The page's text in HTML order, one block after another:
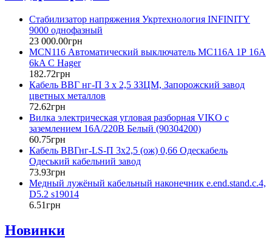
9 56
Стабилизатор напряжения Укртехнология INFINITY
9000 однофазный
23 000.00грн
MCN116 Автоматический выключатель MC116A 1Р 16А
6kA C Hager
182.72грн
Кабель ВВГ нг-П 3 х 2,5 ЗЗЦМ, Запорожский завод
цветных металлов
72.62грн
Вилка электрическая угловая разборная VIKO с
заземлением 16А/220В Белый (90304200)
60.75грн
Кабель ВВГнг-LS-П 3х2,5 (ож) 0,66 Одескабель
Одеський кабельний завод
73.93грн
Медный лужёный кабельный наконечник e.end.stand.c.4,
D5.2 s19014
6.51грн
Новинки